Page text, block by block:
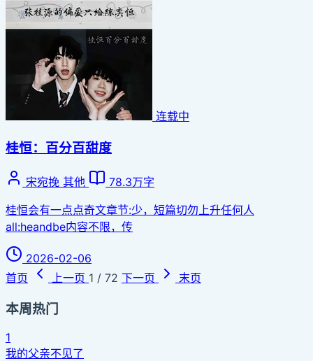
连载中
桂恒：百分百甜度
宋宛挽 其他
78.3万字
桂恒会有一点点奇文章节:少，短篇切勿上升任何人
all:heandbe内容不限，传
2026-02-06
首页
上一页 1 / 72 下一页 末页
本周热门
1
我的父亲不见了